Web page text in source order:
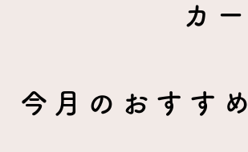
カー
今月のおすすめ